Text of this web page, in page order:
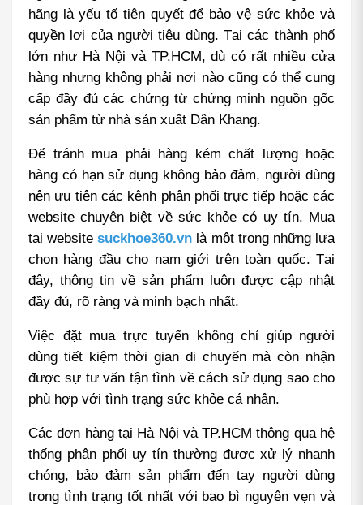
hãng là yếu tố tiên quyết để bảo vệ sức khỏe và
quyền lợi của người tiêu dùng. Tại các thành phố
lớn như Hà Nội và TP.HCM, dù có rất nhiều cửa
hàng nhưng không phải nơi nào cũng có thể cung
cấp đầy đủ các chứng từ chứng minh nguồn gốc
sản phẩm từ nhà sản xuất Dân Khang.
Để tránh mua phải hàng kém chất lượng hoặc
hàng có hạn sử dụng không bảo đảm, người dùng
nên ưu tiên các kênh phân phối trực tiếp hoặc các
website chuyên biệt về sức khỏe có uy tín. Mua
tại website suckhoe360.vn là một trong những lựa
chọn hàng đầu cho nam giới trên toàn quốc. Tại
đây, thông tin về sản phẩm luôn được cập nhật
đầy đủ, rõ ràng và minh bạch nhất.
Việc đặt mua trực tuyến không chỉ giúp người
dùng tiết kiệm thời gian di chuyển mà còn nhận
được sự tư vấn tận tình về cách sử dụng sao cho
phù hợp với tình trạng sức khỏe cá nhân.
Các đơn hàng tại Hà Nội và TP.HCM thông qua hệ
thống phân phối uy tín thường được xử lý nhanh
chóng, bảo đảm sản phẩm đến tay người dùng
trong tình trạng tốt nhất với bao bì nguyên vẹn và